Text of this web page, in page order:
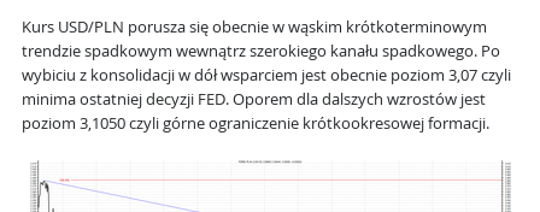
Kurs USD/PLN porusza się obecnie w wąskim krótkoterminowym
trendzie spadkowym wewnątrz szerokiego kanału spadkowego. Po
wybiciu z konsolidacji w dół wsparciem jest obecnie poziom 3,07 czyli
minima ostatniej decyzji FED. Oporem dla dalszych wzrostów jest
poziom 3,1050 czyli górne ograniczenie krótkookresowej formacji.